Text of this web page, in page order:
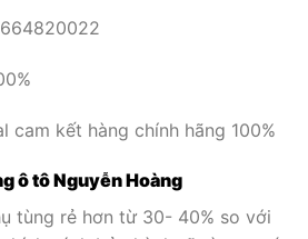
cam kết hàng chính hãng 100%
ô tô Nguyễn Hoàng
tùng rẻ hơn từ 30- 40% so với